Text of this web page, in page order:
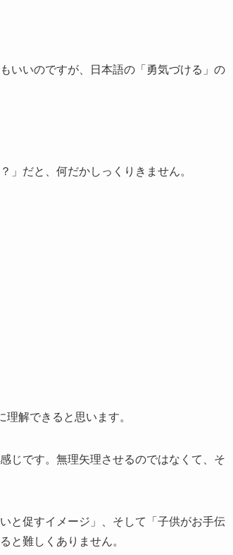
いいのですが、日本語の「勇気づける」の
だと、何だかしっくりきません。
解できると思います。
じです。無理矢理させるのではなくて、そ
と促すイメージ」、そして「子供がお手伝
と難しくありません。